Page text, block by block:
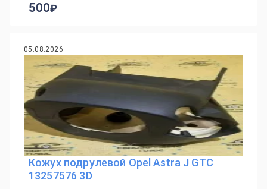
500
05.08.2026
Кожух подрулевой Opel Astra J GTC
13257576 3D